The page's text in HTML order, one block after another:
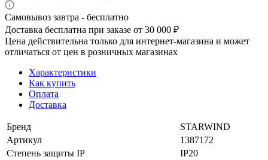
Самовывоз завтра - бесплатно
Доставка бесплатна при заказе от 30 000 ₽
Цена действительна только для интернет-магазина и может
отличаться от цен в розничных магазинах
Характеристики
Как купить
Оплата
Доставка
Бренд
STARWIND
Артикул
1387172
Степень защиты IP
IP20